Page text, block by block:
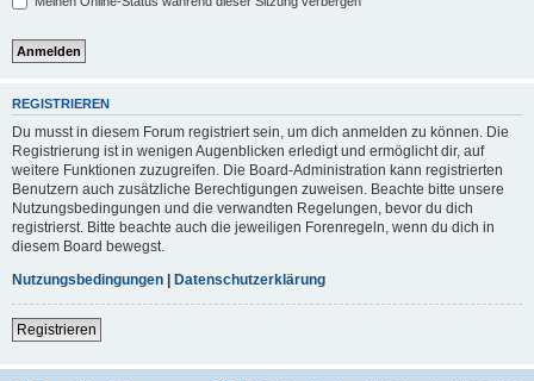
REGISTRIEREN
Du musst in diesem Forum registriert sein, um dich anmelden zu können. Die
Registrierung ist in wenigen Augenblicken erledigt und ermöglicht dir, auf
weitere Funktionen zuzugreifen. Die Board-Administration kann registrierten
Benutzern auch zusätzliche Berechtigungen zuweisen. Beachte bitte unsere
Nutzungsbedingungen und die verwandten Regelungen, bevor du dich
registrierst. Bitte beachte auch die jeweiligen Forenregeln, wenn du dich in
diesem Board bewegst.
Nutzungsbedingungen | Datenschutzerklärung
Registrieren